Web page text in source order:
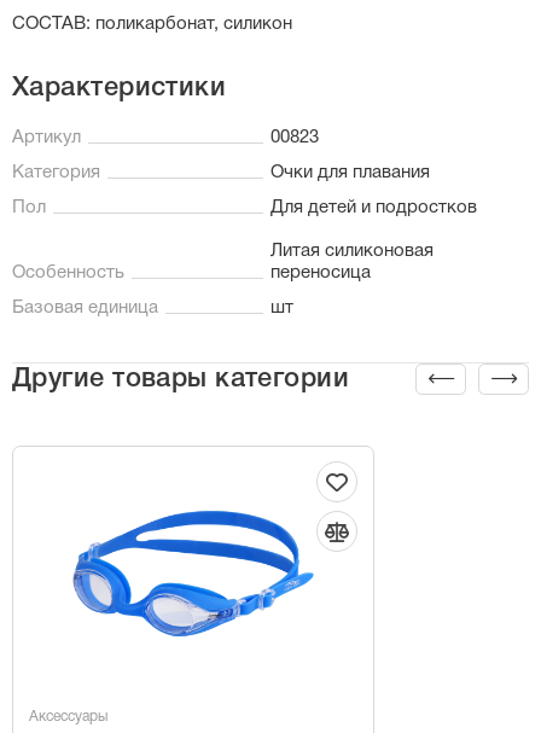
СОСТАВ: поликарбонат, силикон
Характеристики
Артикул 00823
Категория Очки для плавания
Пол Для детей и подростков
Особенность
Литая силиконовая
переносица
Базовая единица шт
Другие товары категории
Аксессуары